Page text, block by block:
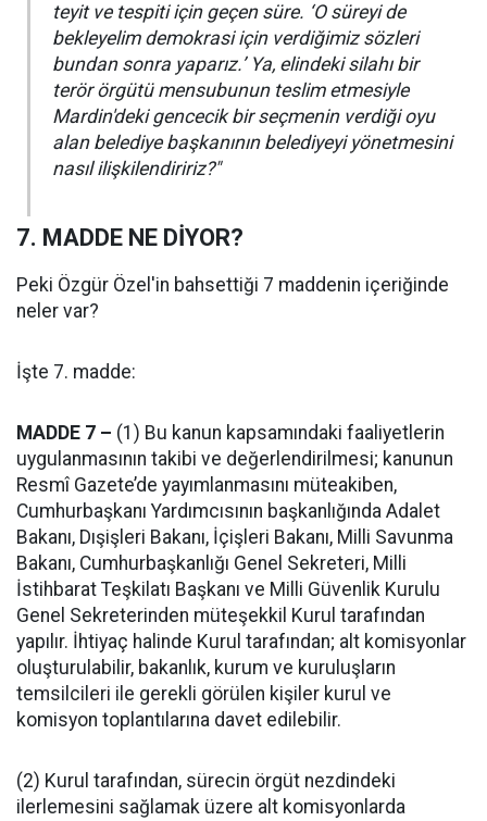
teyit ve tespiti için geçen süre. ‘O süreyi de
bekleyelim demokrasi için verdiğimiz sözleri
bundan sonra yaparız.’ Ya, elindeki silahı bir
terör örgütü mensubunun teslim etmesiyle
Mardin'deki gencecik bir seçmenin verdiği oyu
alan belediye başkanının belediyeyi yönetmesini
nasıl ilişkilendiririz?"
7. MADDE NE DİYOR?
Peki Özgür Özel'in bahsettiği 7 maddenin içeriğinde
neler var?
İşte 7. madde:
MADDE 7 – (1) Bu kanun kapsamındaki faaliyetlerin
uygulanmasının takibi ve değerlendirilmesi; kanunun
Resmî Gazete’de yayımlanmasını müteakiben,
Cumhurbaşkanı Yardımcısının başkanlığında Adalet
Bakanı, Dışişleri Bakanı, İçişleri Bakanı, Milli Savunma
Bakanı, Cumhurbaşkanlığı Genel Sekreteri, Milli
İstihbarat Teşkilatı Başkanı ve Milli Güvenlik Kurulu
Genel Sekreterinden müteşekkil Kurul tarafından
yapılır. İhtiyaç halinde Kurul tarafından; alt komisyonlar
oluşturulabilir, bakanlık, kurum ve kuruluşların
temsilcileri ile gerekli görülen kişiler kurul ve
komisyon toplantılarına davet edilebilir.
(2) Kurul tarafından, sürecin örgüt nezdindeki
ilerlemesini sağlamak üzere alt komisyonlarda